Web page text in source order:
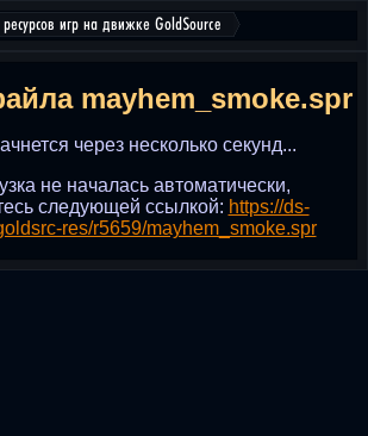
игр на движке GoldSource
mayhem_smoke.spr
через несколько секунд...
не началась автоматически,
следующей ссылкой: https://ds-
res/r5659/mayhem_smoke.spr